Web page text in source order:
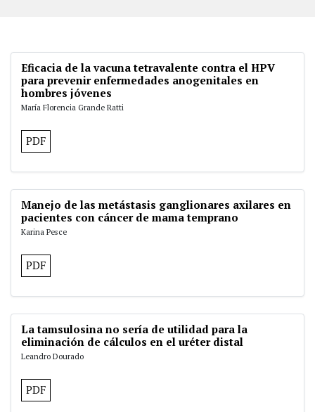
Eficacia de la vacuna tetravalente contra el HPV
para prevenir enfermedades anogenitales en
hombres jóvenes
María Florencia Grande Ratti
PDF
Manejo de las metástasis ganglionares axilares en
pacientes con cáncer de mama temprano
Karina Pesce
PDF
La tamsulosina no sería de utilidad para la
eliminación de cálculos en el uréter distal
Leandro Dourado
PDF